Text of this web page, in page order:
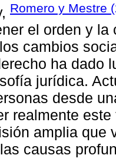
Romero y Mestre
el orden y
cambios
ha dado
jurídica.
desde
realmente
amplia que
causas